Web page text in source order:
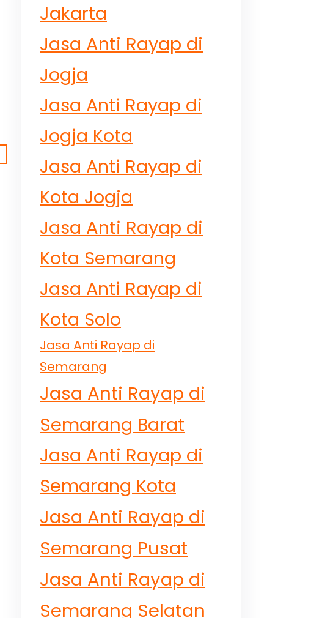
Jakarta
Jasa Anti Rayap di
Jogja
Jasa Anti Rayap di
Jogja Kota
Jasa Anti Rayap di
Kota Jogja
Jasa Anti Rayap di
Kota Semarang
Jasa Anti Rayap di
Kota Solo
Jasa Anti Rayap di
Semarang
Jasa Anti Rayap di
Semarang Barat
Jasa Anti Rayap di
Semarang Kota
Jasa Anti Rayap di
Semarang Pusat
Jasa Anti Rayap di
Semarang Selatan